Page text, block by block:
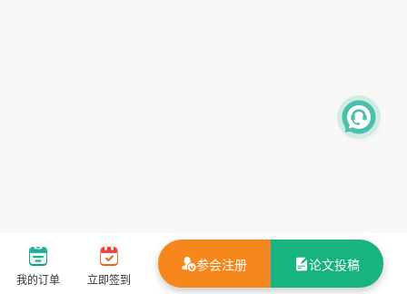
我的订单 立即签到
参会注册 论文投稿